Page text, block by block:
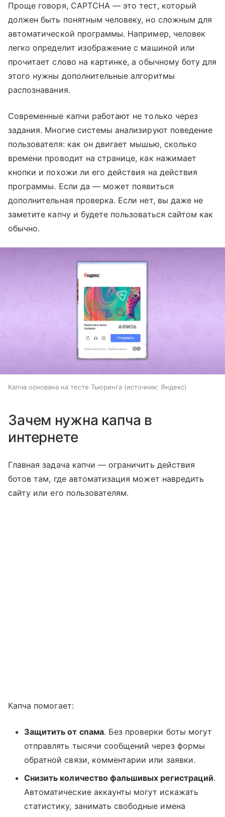
Проще говоря, CAPTCHA — это тест, который
должен быть понятным человеку, но сложным для
автоматической программы. Например, человек
легко определит изображение с машиной или
прочитает слово на картинке, а обычному боту для
этого нужны дополнительные алгоритмы
распознавания.
Современные капчи работают не только через
задания. Многие системы анализируют поведение
пользователя: как он двигает мышью, сколько
времени проводит на странице, как нажимает
кнопки и похожи ли его действия на действия
программы. Если да — может появиться
дополнительная проверка. Если нет, вы даже не
заметите капчу и будете пользоваться сайтом как
обычно.
Капча основана на тесте Тьюринга источник: Яндекс
Зачем нужна капча в
интернете
Главная задача капчи — ограничить действия
ботов там, где автоматизация может навредить
сайту или его пользователям.
Капча помогает:
Защитить от спама. Без проверки боты могут
отправлять тысячи сообщений через формы
обратной связи, комментарии или заявки.
Снизить количество фальшивых регистраций.
Автоматические аккаунты могут искажать
статистику, занимать свободные имена